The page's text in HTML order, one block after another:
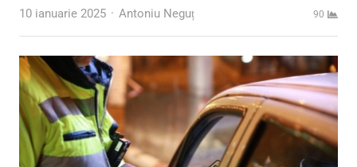
10 ianuarie 2025 Author
Antoniu Neguț 90